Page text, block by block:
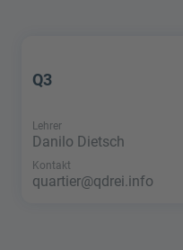
Q3
Lehrer
Danilo Dietsch
Kontakt
quartier@qdrei.info